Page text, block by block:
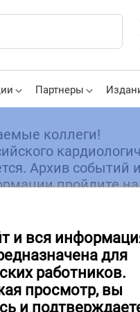
Партнеры
коллеги!
Архив событий
пройдите
и вся
для
работников.
просмотр, вы
и